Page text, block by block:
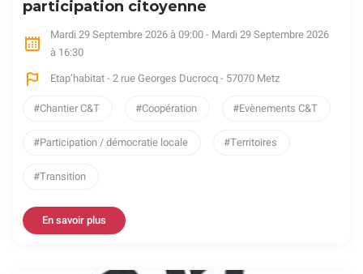
participation citoyenne
Mardi 29 Septembre 2026 à 09:00 - Mardi 29 Septembre 2026
à 16:30
Etap’habitat - 2 rue Georges Ducrocq - 57070 Metz
Chantier C&T
Coopération Evènements C&T
Participation / démocratie locale Territoires
Transition
En savoir plus